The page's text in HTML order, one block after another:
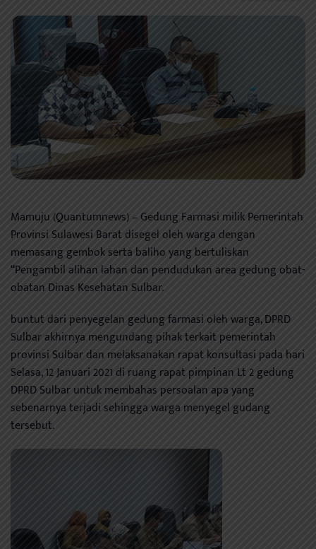
Mamuju (Quantumnews) – Gedung Farmasi milik Pemerintah
Provinsi Sulawesi Barat disegel oleh warga dengan
memasang gembok serta baliho yang bertuliskan
“Pengambil alihan lahan dan pendudukan area gedung obat-
obatan Dinas Kesehatan Sulbar.
buntut dari penyegelan gedung farmasi oleh warga, DPRD
Sulbar akhirnya mengundang pihak terkait pemerintah
provinsi Sulbar dan melaksanakan rapat konsultasi pada hari
Selasa, 12 Januari 2021 di ruang rapat pimpinan Lt 2 gedung
DPRD Sulbar untuk membahas persoalan apa yang
sebenarnya terjadi sehingga warga menyegel gudang
tersebut.